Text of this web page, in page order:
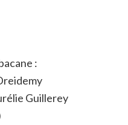
:
Guillerey